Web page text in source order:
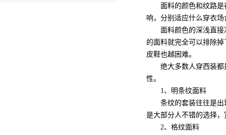
面料的颜色和纹路是在
响，分别适应什么穿衣
面料颜色的深浅直接决
的面料就完全可以排除
皮鞋也越困难。
绝大多数人穿西装都是
性。
1、明条纹面料
条纹的套装往往是出现
是大部分人不错的选择
2、格纹面料